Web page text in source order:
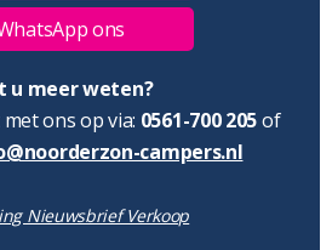
ons
u meer weten?
ons op via: 0561-700 205of
campers.nl
Nieuwsbrief Verkoop